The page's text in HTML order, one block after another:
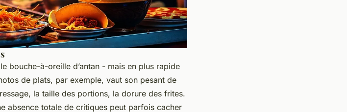
bouche-à-oreille d’antan - mais en plus rapide
de plats, par exemple, vaut son pesant de
la taille des portions, la dorure des frites.
absence totale de critiques peut parfois cacher